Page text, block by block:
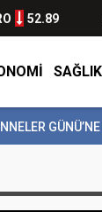
52.89
SAĞLIK
GÜNÜ’NE